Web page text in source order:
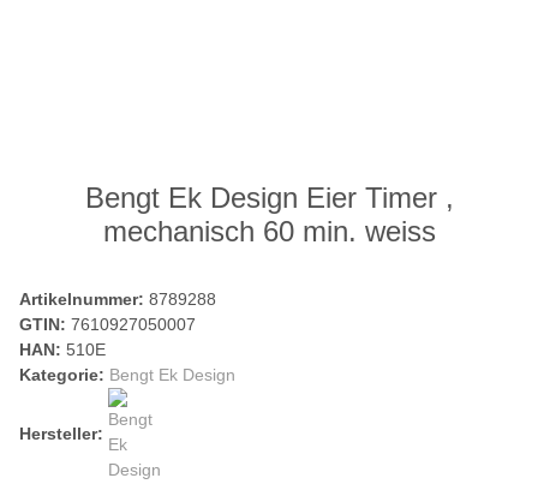
Bengt Ek Design Eier Timer ,
mechanisch 60 min. weiss
Artikelnummer: 8789288
GTIN: 7610927050007
HAN: 510E
Kategorie: Bengt Ek Design
Hersteller: